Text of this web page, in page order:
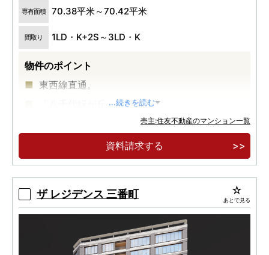
専有面積 70.38平米～70.42平米
間取り 1LD・K+2S～3LD・K
物件のポイント
東西線直通。
「八千代緑が丘」駅徒歩4分。
建物完成。建物内モデルルームオープン。
...続きを読む
売主:住友不動産のマンション一覧
資料請求する
ザ レジデンス 三番町 あとで見る